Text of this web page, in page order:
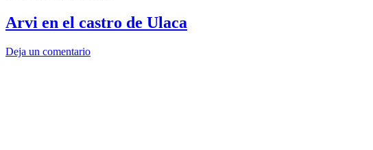
Arvi en el castro de Ulaca
Deja un comentario